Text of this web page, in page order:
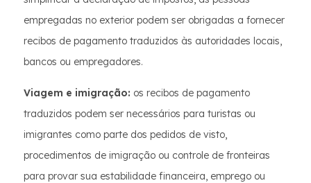
empregadas no exterior podem ser obrigadas a fornecer
recibos de pagamento traduzidos às autoridades locais,
bancos ou empregadores.
Viagem e imigração: os recibos de pagamento
traduzidos podem ser necessários para turistas ou
imigrantes como parte dos pedidos de visto,
procedimentos de imigração ou controle de fronteiras
para provar sua estabilidade financeira, emprego ou